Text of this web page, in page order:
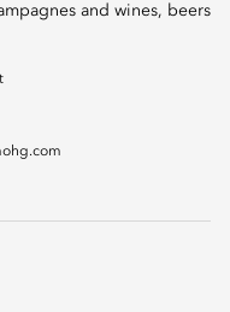
and wines, beers